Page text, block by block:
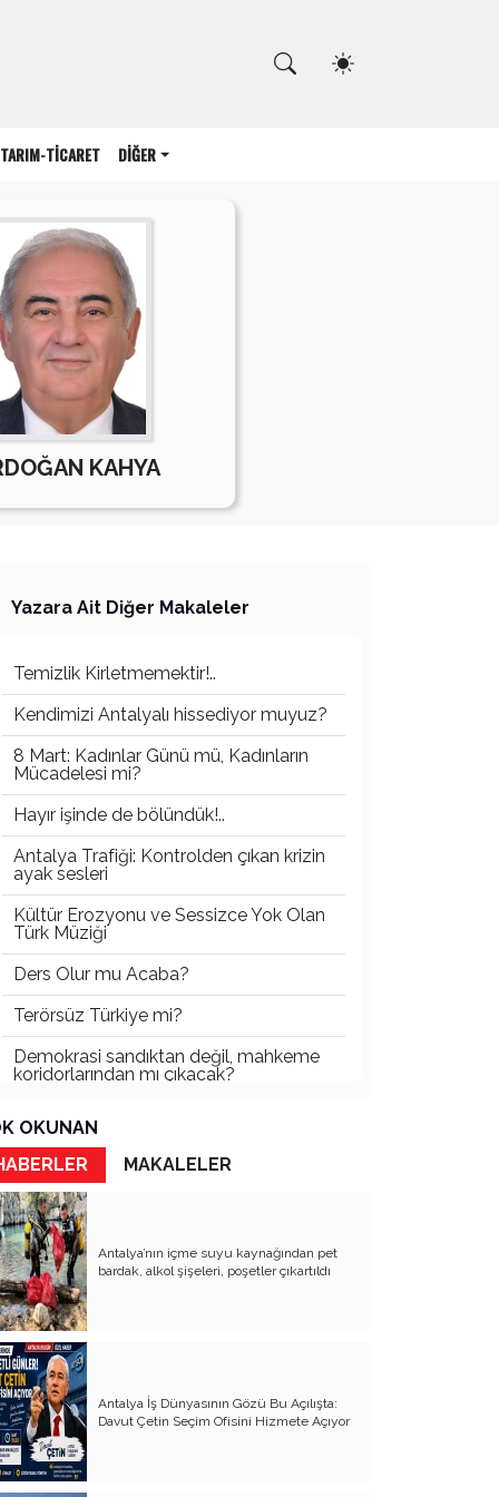
TARIM-TİCARET DİĞER
KAHYA
Yazara Ait Diğer Makaleler
Temizlik Kirletmemektir!..
Kendimizi Antalyalı hissediyor muyuz?
8 Mart: Kadınlar Günü mü, Kadınların
Mücadelesi mi?
Hayır işinde de bölündük!..
Antalya Trafiği: Kontrolden çıkan krizin
ayak sesleri
Kültür Erozyonu ve Sessizce Yok Olan
Türk Müziği
Ders Olur mu Acaba?
Terörsüz Türkiye mi?
Demokrasi sandıktan değil, mahkeme
koridorlarından mı çıkacak?
Gazetecinin kaderi!..
Turizmde Herşey Dahil Sistemi
tartışılmalı
MB Başkanı ve Şimşek’e
Padişahın Vergi Deneyi!..
Erdoğan ve Özel’e açık mektup!..
Bahçeli siyasetin zirvesine oturdu!..
Artık yeter!.. Başka Antalya yok!..
Milli Eğitim cemaatlere mi teslim
ediliyor?
Liyakatın Gözyaşları!..
OKUNAN
MAKALELER
Antalya’nın içme suyu kaynağından pet
bardak, alkol şişeleri, poşetler çıkartıldı
Antalya İş Dünyasının Gözü Bu Açılışta:
Davut Çetin Seçim Ofisini Hizmete Açıyor